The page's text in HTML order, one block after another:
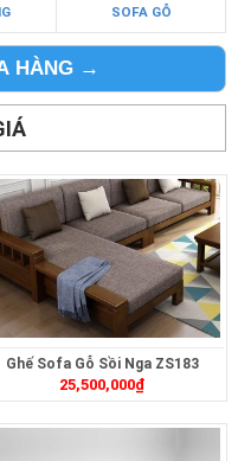
SOFA GỖ
HÀNG →
Ghế Sofa Gỗ Sồi Nga ZS183
25,500,000₫